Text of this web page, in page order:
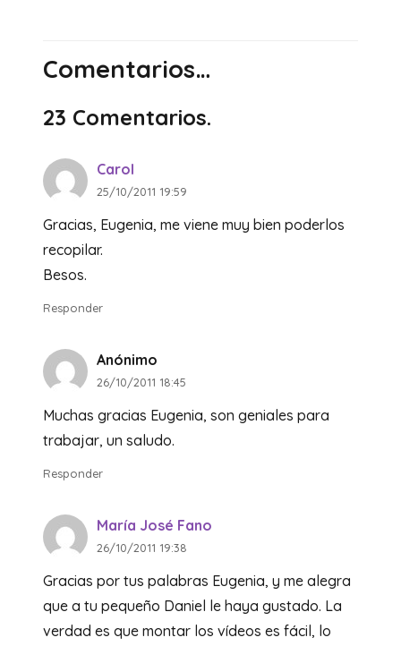
Comentarios…
23 Comentarios.
Carol
25/10/2011 19:59
Gracias, Eugenia, me viene muy bien poderlos
recopilar.
Besos.
Responder
Anónimo
26/10/2011 18:45
Muchas gracias Eugenia, son geniales para
trabajar, un saludo.
Responder
María José Fano
26/10/2011 19:38
Gracias por tus palabras Eugenia, y me alegra
que a tu pequeño Daniel le haya gustado. La
verdad es que montar los vídeos es fácil, lo